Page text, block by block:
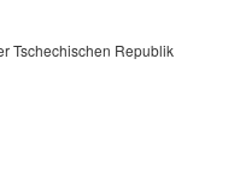
Tschechischen Republik